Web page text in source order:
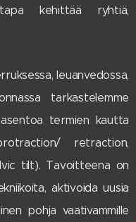
kehittää ryhtiä,
leuanvedossa,
tarkastelemme
termien kautta
retraction,
tilt). Tavoitteena on
aktivoida uusia
pohja vaativammille